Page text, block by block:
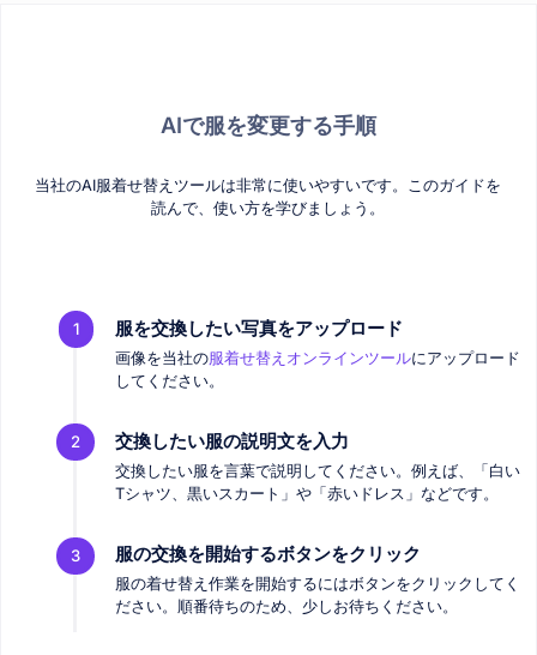
AIで服を変更する手順
当社のAI服着せ替えツールは非常に使いやすいです。このガイドを
読んで、使い方を学びましょう。
1 服を交換したい写真をアップロード
画像を当社の服着せ替えオンラインツールにアップロード
してください。
2 交換したい服の説明文を入力
交換したい服を言葉で説明してください。例えば、「白い
Tシャツ、黒いスカート」や「赤いドレス」などです。
3 服の交換を開始するボタンをクリック
服の着せ替え作業を開始するにはボタンをクリックしてく
ださい。順番待ちのため、少しお待ちください。